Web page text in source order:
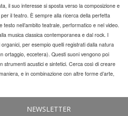
il suo interesse si sposta verso la composizione e
il teatro. È sempre alla ricerca della perfetta
nell’ambito teatrale, performatico e nel video.
musica classica contemporanea e dal rock. I
per esempio quelli registrati dalla natura
ortaggio, eccetera). Questi suoni vengono poi
strumenti acustici e sintetici. Cerca così di creare
e in combinazione con altre forme d’arte,
NEWSLETTER